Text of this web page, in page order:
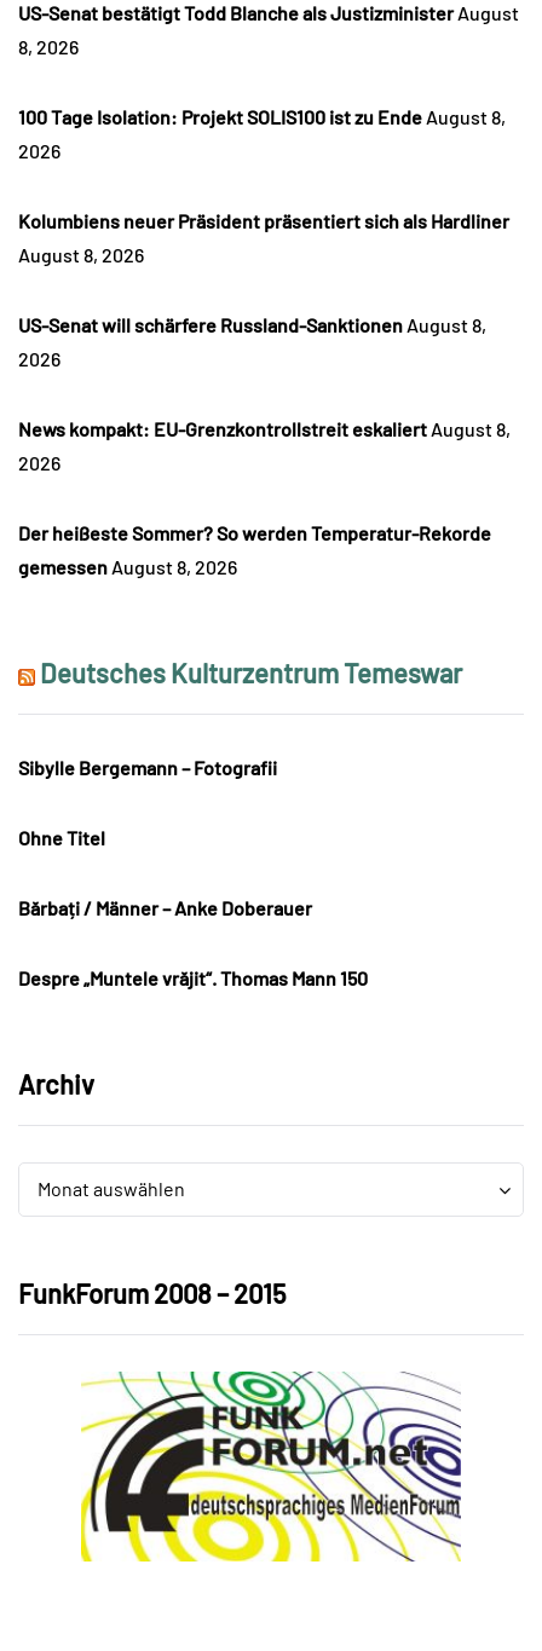
US-Senat bestätigt Todd Blanche als Justizminister August
8, 2026
100 Tage Isolation: Projekt SOLIS100 ist zu Ende August 8,
2026
Kolumbiens neuer Präsident präsentiert sich als Hardliner
August 8, 2026
US-Senat will schärfere Russland-Sanktionen August 8,
2026
News kompakt: EU-Grenzkontrollstreit eskaliert August 8,
2026
Der heißeste Sommer? So werden Temperatur-Rekorde
gemessen August 8, 2026
Deutsches Kulturzentrum Temeswar
Sibylle Bergemann – Fotografii
Ohne Titel
Bărbați / Männer – Anke Doberauer
Despre „Muntele vrăjit“. Thomas Mann 150
Archiv
Archiv
Monat auswählen
Archiv
FunkForum 2008 – 2015